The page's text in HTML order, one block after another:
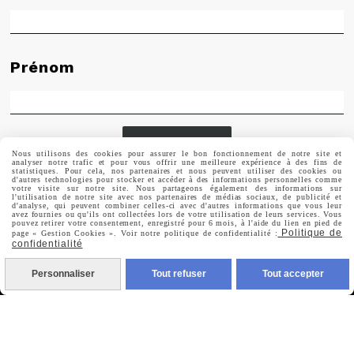
Prénom
Valider
Vous pouvez vous désinscrire à tout moment. Vous
trouverez pour cela nos informations de contact dans les
conditions d'utilisation du site.
Nous utilisons des cookies pour assurer le bon fonctionnement de notre site et
analyser notre trafic et pour vous offrir une meilleure expérience à des fins de
statistiques. Pour cela, nos partenaires et nous peuvent utiliser des cookies ou
d'autres technologies pour stocker et accéder à des informations personnelles comme
votre visite sur notre site. Nous partageons également des informations sur
l'utilisation de notre site avec nos partenaires de médias sociaux, de publicité et
d'analyse, qui peuvent combiner celles-ci avec d'autres informations que vous leur
avez fournies ou qu'ils ont collectées lors de votre utilisation de leurs services. Vous
pouvez retirer votre consentement, enregistré pour 6 mois, à l'aide du lien en pied de
page « Gestion Cookies ». Voir notre politique de confidentialité :
Politique de
confidentialité
Personnaliser Tout refuser Tout accepter